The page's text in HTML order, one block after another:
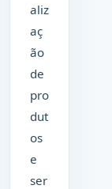
aliz
aç
ão
de
pro
dut
os
e
ser